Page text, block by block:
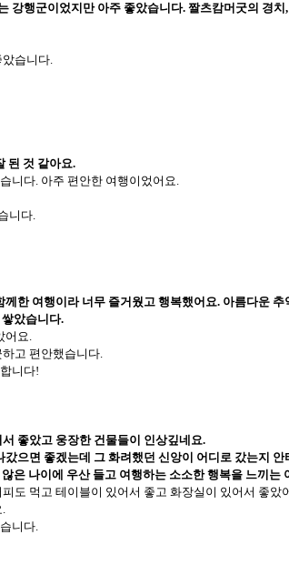
강행군이었지만 아주 좋았습니다. 짤츠캄머굿의 경
습니다.
된 것 같아요.
니다. 아주 편안한 여행이었어요.
니다.
한 여행이라 너무 즐거웠고 행복했어요. 아름다운
았습니다.
어요.
고 편안했습니다.
니다!
좋았고 웅장한 건물들이 인상깊네요.
으면 좋겠는데 그 화려했던 신앙이 어디로 갔는지
은 나이에 우산 들고 여행하는 소소한 행복을 느끼는
도 먹고 테이블이 있어서 좋고 화장실이 있어서 좋았
.
니다.